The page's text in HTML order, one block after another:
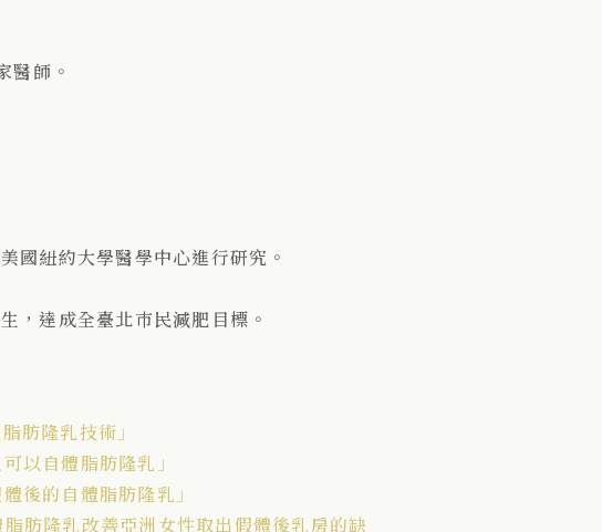
醫師。
國紐約大學醫學中心進行研究。
，達成全臺北巿民減肥目標。
肪隆乳技術」
以自體脂肪隆乳」
體後的自體脂肪隆乳」
脂肪隆乳改善亞洲女性取出假體後乳房的缺